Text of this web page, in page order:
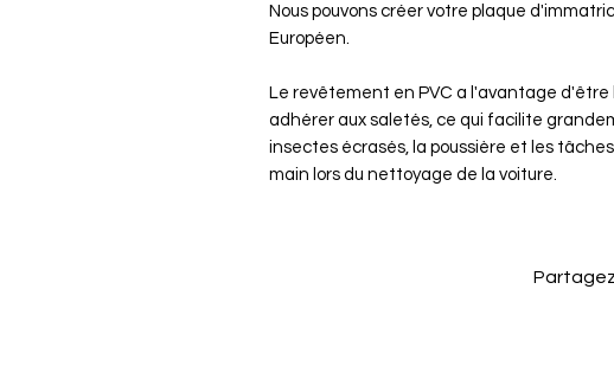
Nous pouvons créer votre plaque
Européen.
Le revêtement en PVC a l'avantage
adhérer aux saletés, ce qui facilite
insectes écrasés, la poussière et les
main lors du nettoyage de la voiture.